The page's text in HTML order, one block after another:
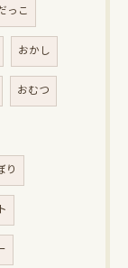
っこ
おかし
おむつ
り